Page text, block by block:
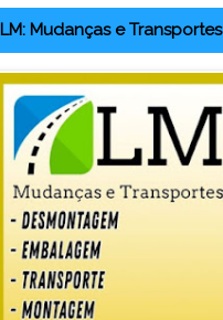
LM: Mudanças e Transportes